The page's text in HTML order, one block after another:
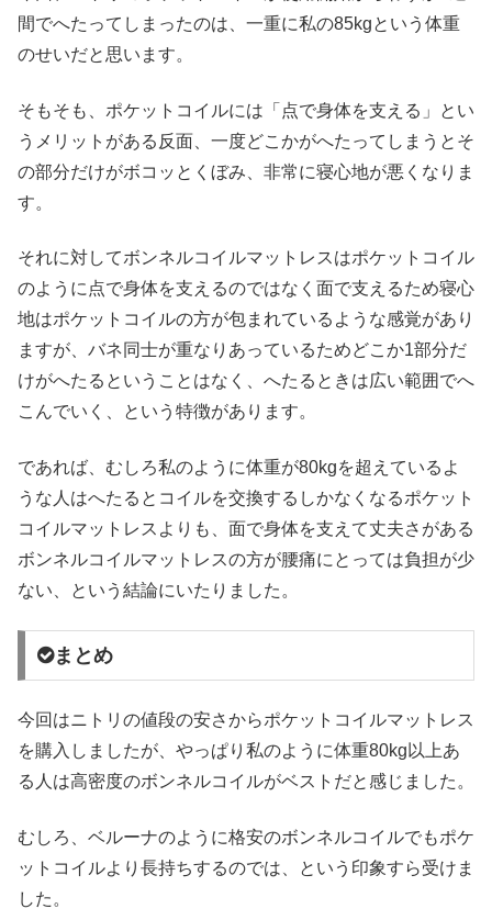
間でへたってしまったのは、一重に私の85kgという体重
のせいだと思います。
そもそも、ポケットコイルには「点で身体を支える」とい
うメリットがある反面、一度どこかがへたってしまうとそ
の部分だけがボコッとくぼみ、非常に寝心地が悪くなりま
す。
それに対してボンネルコイルマットレスはポケットコイル
のように点で身体を支えるのではなく面で支えるため寝心
地はポケットコイルの方が包まれているような感覚があり
ますが、バネ同士が重なりあっているためどこか1部分だ
けがへたるということはなく、へたるときは広い範囲でへ
こんでいく、という特徴があります。
であれば、むしろ私のように体重が80kgを超えているよ
うな人はへたるとコイルを交換するしかなくなるポケット
コイルマットレスよりも、面で身体を支えて丈夫さがある
ボンネルコイルマットレスの方が腰痛にとっては負担が少
ない、という結論にいたりました。
まとめ
今回はニトリの値段の安さからポケットコイルマットレス
を購入しましたが、やっぱり私のように体重80kg以上あ
る人は高密度のボンネルコイルがベストだと感じました。
むしろ、ベルーナのように格安のボンネルコイルでもポケ
ットコイルより長持ちするのでは、という印象すら受けま
した。